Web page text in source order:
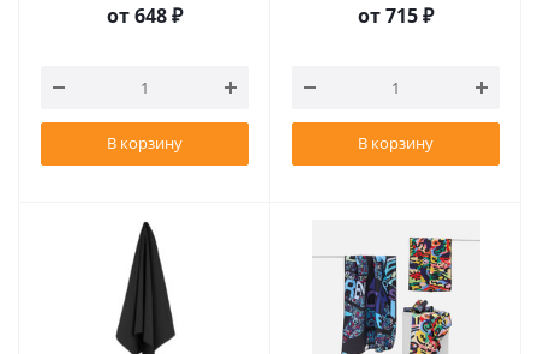
от648 ₽
В корзину
от715 ₽
В корзину